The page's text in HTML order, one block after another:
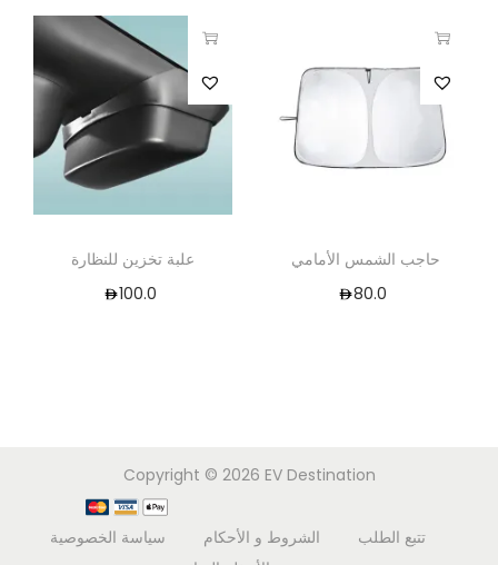
علبة تخزين للنظارة
100.0
حاجب الشمس الأمامي
80.0
Copyright © 2026 EV Destination
تتبع الطلب الشروط و الأحكام
سياسة الخصوصية